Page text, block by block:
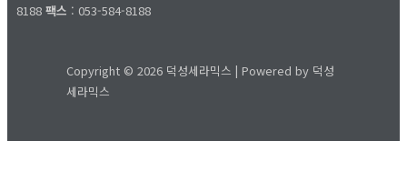
8188 팩스 : 053-584-8188
Copyright © 2026 덕성세라믹스 | Powered by 덕성
세라믹스